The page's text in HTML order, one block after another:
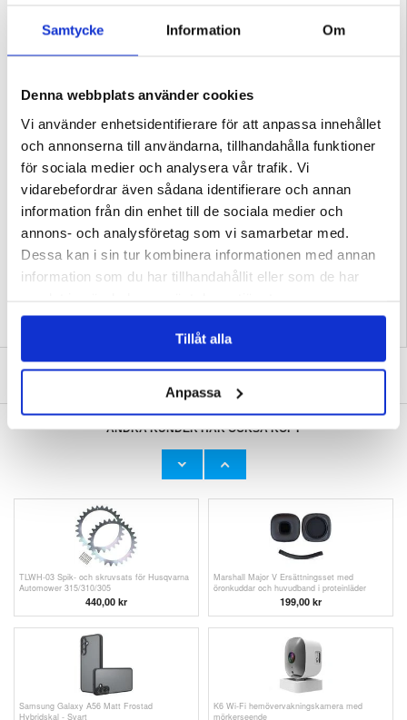
Samtycke Information Om
Denna webbplats använder cookies
Vi använder enhetsidentifierare för att anpassa innehållet
och annonserna till användarna, tillhandahålla funktioner
för sociala medier och analysera vår trafik. Vi
vidarebefordrar även sådana identifierare och annan
information från din enhet till de sociala medier och
annons- och analysföretag som vi samarbetar med.
Dessa kan i sin tur kombinera informationen med annan
information som du har tillhandahållit eller som de har
Tillåt alla
Anpassa
Intressanta fakta om skärmskydd av härdat glas:
- Styrka: Härdat glas är upp till fem gånger starkare än standardglas, vilket ger
- Säkerhet: I händelse av brott spricker härdat glas i små, trubbiga bitar, vilket
ger en klar och levande skärm.
- Känslighet för beröring: Avancerade tillverkningsprocesser säkerställer att
- Enkel installation: Många härdade glasskydd är utformade för enkel, bubbelfri
installation, ofta med självhäftande lager som förenklar appliceringsprocessen.
härdat glas, som kombinerar hållbarhet, klarhet och användarvänlighet för att
SKRIV EN RECENSION
ANDRA KUNDER HAR OCKSÅ KÖPT
Bollar för skofräschare / Skodeodorant - 6 st.
Samsung Galaxy Buds3 Pro Ahastyle WG173
TLWH-03 Spik- och skruvsats för Husqvarna
Automower 315/310/305
440,00 kr
Marshall Major V Ersättningsset med
öronkuddar och huvudband i proteinläder
199,00 kr
Samsung Galaxy A56 Matt Frostad
Hybridskal - Svart
K6 Wi-Fi hemövervakningskamera med
mörkerseende